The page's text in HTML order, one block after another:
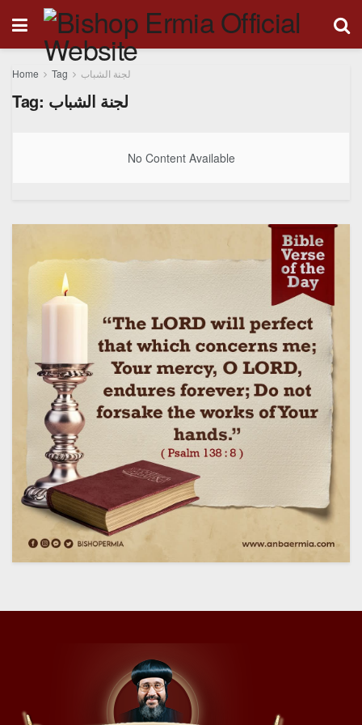
Home Tag لجنة الشباب
Tag: لجنة الشباب
No Content Available